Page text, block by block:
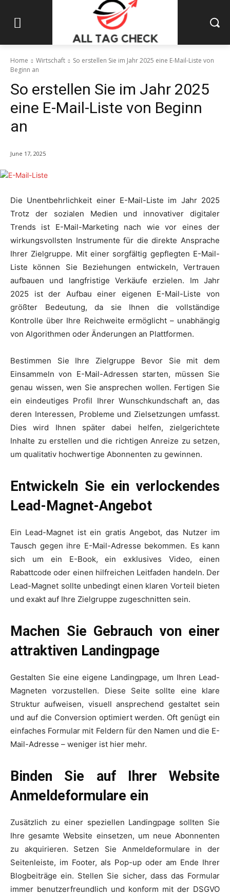
Home Wirtschaft
So erstellen Sie im Jahr 2025 eine E-Mail-Liste von
Beginn an
So erstellen Sie im Jahr 2025
eine E-Mail-Liste von Beginn
an
June 17, 2025
Die Unentbehrlichkeit einer E-Mail-Liste im Jahr 2025
Trotz der sozialen Medien und innovativer digitaler
Trends ist E-Mail-Marketing nach wie vor eines der
wirkungsvollsten Instrumente für die direkte Ansprache
Ihrer Zielgruppe. Mit einer sorgfältig gepflegten E-Mail-
Liste können Sie Beziehungen entwickeln, Vertrauen
aufbauen und langfristige Verkäufe erzielen. Im Jahr
2025 ist der Aufbau einer eigenen E-Mail-Liste von
größter Bedeutung, da sie Ihnen die vollständige
Kontrolle über Ihre Reichweite ermöglicht – unabhängig
von Algorithmen oder Änderungen an Plattformen.
Bestimmen Sie Ihre Zielgruppe Bevor Sie mit dem
Einsammeln von E-Mail-Adressen starten, müssen Sie
genau wissen, wen Sie ansprechen wollen. Fertigen Sie
ein eindeutiges Profil Ihrer Wunschkundschaft an, das
deren Interessen, Probleme und Zielsetzungen umfasst.
Dies wird Ihnen später dabei helfen, zielgerichtete
Inhalte zu erstellen und die richtigen Anreize zu setzen,
um qualitativ hochwertige Abonnenten zu gewinnen.
Entwickeln Sie ein verlockendes
Lead-Magnet-Angebot
Ein Lead-Magnet ist ein gratis Angebot, das Nutzer im
Tausch gegen ihre E-Mail-Adresse bekommen. Es kann
sich um ein E-Book, ein exklusives Video, einen
Rabattcode oder einen hilfreichen Leitfaden handeln. Der
Lead-Magnet sollte unbedingt einen klaren Vorteil bieten
und exakt auf Ihre Zielgruppe zugeschnitten sein.
Machen Sie Gebrauch von einer
attraktiven Landingpage
Gestalten Sie eine eigene Landingpage, um Ihren Lead-
Magneten vorzustellen. Diese Seite sollte eine klare
Struktur aufweisen, visuell ansprechend gestaltet sein
und auf die Conversion optimiert werden. Oft genügt ein
einfaches Formular mit Feldern für den Namen und die E-
Mail-Adresse – weniger ist hier mehr.
Binden Sie auf Ihrer Website
Anmeldeformulare ein
Zusätzlich zu einer speziellen Landingpage sollten Sie
Ihre gesamte Website einsetzen, um neue Abonnenten
zu akquirieren. Setzen Sie Anmeldeformulare in der
Seitenleiste, im Footer, als Pop-up oder am Ende Ihrer
Blogbeiträge ein. Stellen Sie sicher, dass das Formular
immer benutzerfreundlich und konform mit der DSGVO